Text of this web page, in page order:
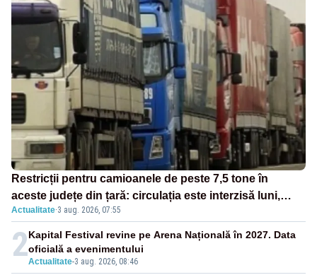
Restricții pentru camioanele de peste 7,5 tone în
aceste județe din țară: circulația este interzisă luni,
între orele 12:00 și 20:00
Actualitate·3 aug. 2026, 07:55
2Actualitate-3 aug. 2026, 08:46
Kapital Festival revine pe Arena Națională în 2027. Data
oficială a evenimentului